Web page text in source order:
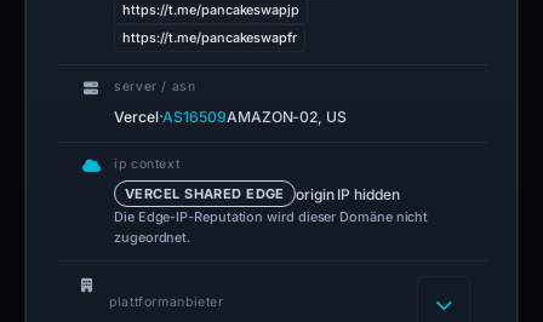
https://t.me/pancakeswapjp
https://t.me/pancakeswapfr
server / asn
Vercel·AS16509AMAZON-02, US
ip context
VERCEL SHARED EDGE origin IP hidden
Die Edge-IP-Reputation wird dieser Domäne nicht
zugeordnet.
plattformanbieter